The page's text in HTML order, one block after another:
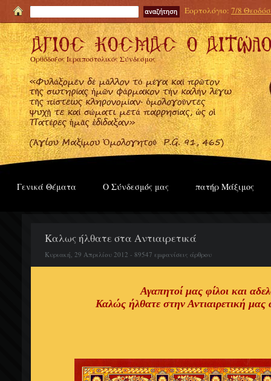
Εορτολόγιο: 7/8
Ορθόδοξος Ιεραποστολικός Σύνδεσμος
Γενικά Θέματα Ο Σύνδεσμός μας πατήρ Μάξιμος
Καλως ήλθατε στα Αντιαιρετικά
Κυριακή, 29 Απριλίου 2012 - 89547 εμφανίσεις άρθρου
Αγαπητοί μας φίλοι και
Καλώς ήλθατε στην Αντιαιρετική